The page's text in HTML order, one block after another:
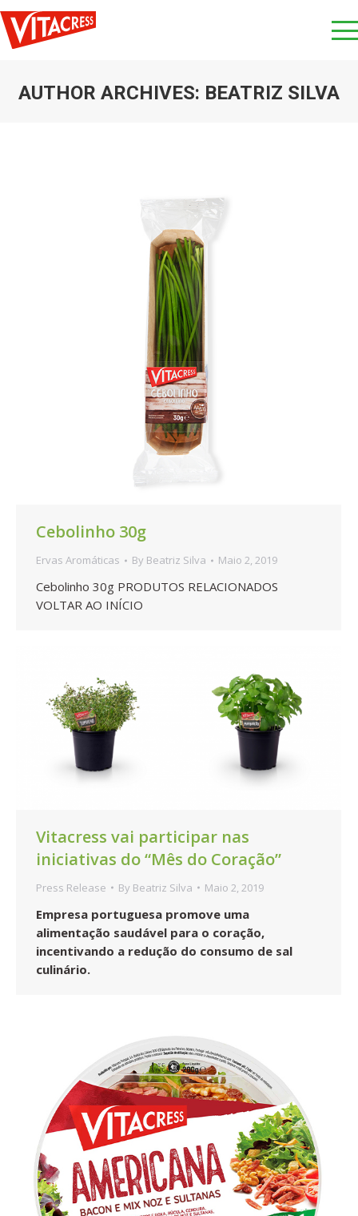
AUTHOR ARCHIVES: BEATRIZ SILVA
Cebolinho 30g
Ervas Aromáticas By Beatriz Silva Maio 2, 2019
Cebolinho 30g PRODUTOS RELACIONADOS
VOLTAR AO INÍCIO
Vitacress vai participar nas
iniciativas do “Mês do Coração”
Press Release By Beatriz Silva Maio 2, 2019
Empresa portuguesa promove uma
alimentação saudável para o coração,
incentivando a redução do consumo de sal
culinário.